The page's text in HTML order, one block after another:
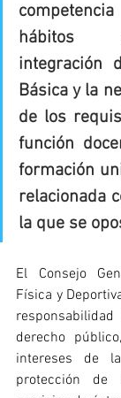
hábitos
integración
Básica y la
de los
función
formación
relacionada
la que se
El Consejo
Física y
derecho
intereses de
protección de